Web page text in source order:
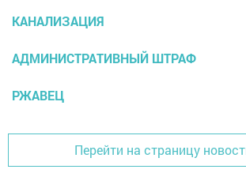
КАНАЛИЗАЦИЯ
АДМИНИСТРАТИВНЫЙ ШТРАФ
РЖАВЕЦ
Перейти на страницу